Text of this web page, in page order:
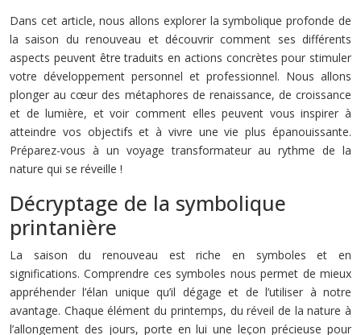
Dans cet article, nous allons explorer la symbolique profonde de
la saison du renouveau et découvrir comment ses différents
aspects peuvent être traduits en actions concrètes pour stimuler
votre développement personnel et professionnel. Nous allons
plonger au cœur des métaphores de renaissance, de croissance
et de lumière, et voir comment elles peuvent vous inspirer à
atteindre vos objectifs et à vivre une vie plus épanouissante.
Préparez-vous à un voyage transformateur au rythme de la
nature qui se réveille !
Décryptage de la symbolique
printanière
La saison du renouveau est riche en symboles et en
significations. Comprendre ces symboles nous permet de mieux
appréhender l’élan unique qu’il dégage et de l’utiliser à notre
avantage. Chaque élément du printemps, du réveil de la nature à
l’allongement des jours, porte en lui une leçon précieuse pour